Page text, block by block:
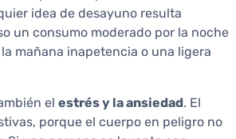
idea de desayuno resulta
un consumo moderado por la noche
mañana inapetencia o una ligera
el estrés y la ansiedad. El
porque el cuerpo en peligro no